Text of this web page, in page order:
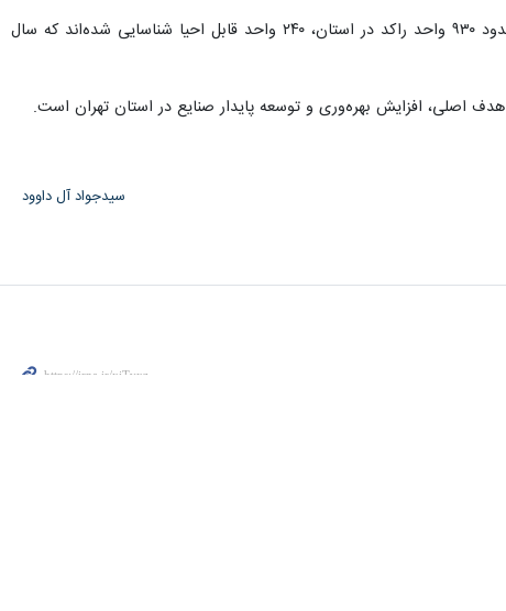
وی در بخش دیگری به برنامه‌های احیای واحدهای راکد در سطح استان تهران اشاره کرد و یادآور شد: از میان حدود ۹۳۰ واحد راکد در استان، ۲۴۰ واحد قابل احیا شناسایی شده‌اند که سال
اصلی، افزایش بهره‌وری و توسعه پایدار صنایع در استان تهران است.
سیدجواد آل داوود